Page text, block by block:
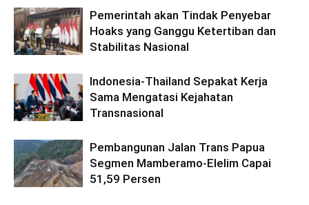
Pemerintah akan Tindak Penyebar
Hoaks yang Ganggu Ketertiban dan
Stabilitas Nasional
Indonesia-Thailand Sepakat Kerja
Sama Mengatasi Kejahatan
Transnasional
Pembangunan Jalan Trans Papua
Segmen Mamberamo-Elelim Capai
51,59 Persen